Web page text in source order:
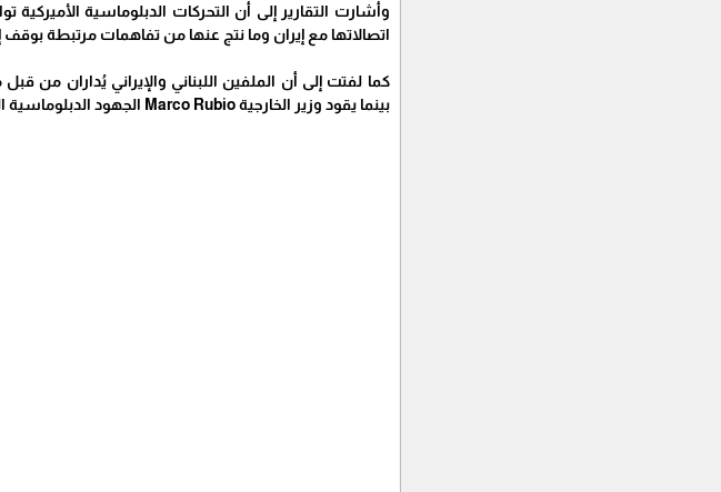
وأشارت التقارير إلى أن التحركات الدبلوماسية
اتصالاتها مع إيران وما نتج عنها من تفاهمات مرتبطة بوقف
بينما يقود وزير الخارجية Marco Rubio الجهود الدبلوماسية المتعلقة بالعلاقات بين إسرائيل ولبنان.